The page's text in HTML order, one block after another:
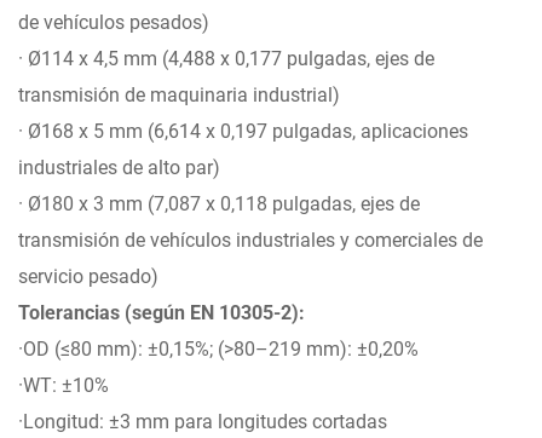
de vehículos pesados)
· Ø114 x 4,5 mm (4,488 x 0,177 pulgadas, ejes de
transmisión de maquinaria industrial)
· Ø168 x 5 mm (6,614 x 0,197 pulgadas, aplicaciones
industriales de alto par)
· Ø180 x 3 mm (7,087 x 0,118 pulgadas, ejes de
transmisión de vehículos industriales y comerciales de
servicio pesado)
Tolerancias (según EN 10305-2):
·OD (≤80 mm): ±0,15%; (>80–219 mm): ±0,20%
·WT: ±10%
·Longitud: ±3 mm para longitudes cortadas